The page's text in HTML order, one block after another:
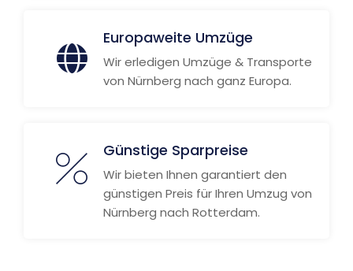
Europaweite Umzüge
Wir erledigen Umzüge & Transporte
von Nürnberg nach ganz Europa.
Günstige Sparpreise
Wir bieten Ihnen garantiert den
günstigen Preis für Ihren Umzug von
Nürnberg nach Rotterdam.